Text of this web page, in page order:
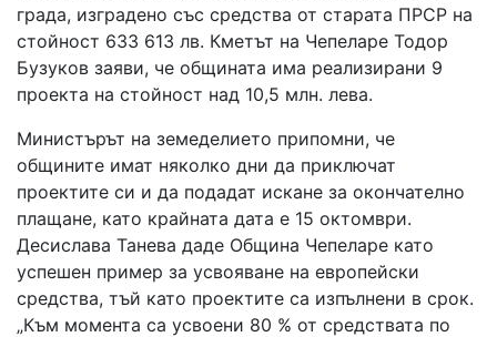
града, изградено със средства от старата ПРСР на
стойност 633 613 лв. Кметът на Чепеларе Тодор
Бузуков заяви, че общината има реализирани 9
проекта на стойност над 10,5 млн. лева.
Министърът на земеделието припомни, че
общините имат няколко дни да приключат
проектите си и да подадат искане за окончателно
плащане, като крайната дата е 15 октомври.
Десислава Танева даде Община Чепеларе като
успешен пример за усвояване на европейски
средства, тъй като проектите са изпълнени в срок.
„Към момента са усвоени 80 % от средствата по